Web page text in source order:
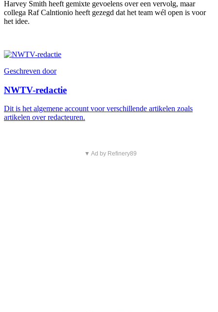
Harvey Smith heeft gemixte gevoelens over een vervolg, maar
collega Raf Calntionio heeft gezegd dat het team wél open is voor
het idee.
Geschreven door
NWTV-redactie
Dit is het algemene account voor verschillende artikelen zoals
artikelen over redacteuren.
▼ Ad by Refinery89